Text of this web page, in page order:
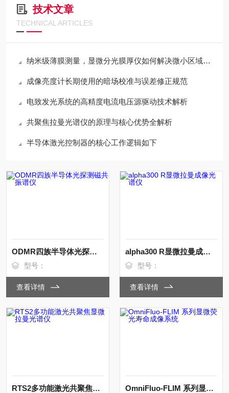
技术文章
TECHNICAL ARTICLES
纳米级薄膜测量，显微分光膜厚仪如何解决微小区域测厚难题
成像亮度计长期使用的暗场校准与误差修正规范
电致发光系统的高精度电流电压源驱动技术解析
共聚焦拉曼光谱仪的原理与核心优势全解析
半导体激光控制器的核心工作逻辑如下
ODMR四族半导体光探测磁共振谱仪
型号：
查看详情
alpha300 R显微拉曼成像光谱仪
型号：
查看详情
RTS2多功能激光共聚焦显微拉曼光谱仪 OmniFluo-FLIM 系列显微荧光寿命成像系统